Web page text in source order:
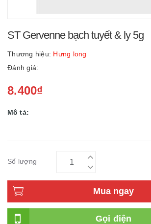
ST Gervenne bạch tuyết & ly 5g
Thương hiệu: Hưng long
Đánh giá:
8.400₫
Mô tả:
Số lượng
Mua ngay
Gọi điện